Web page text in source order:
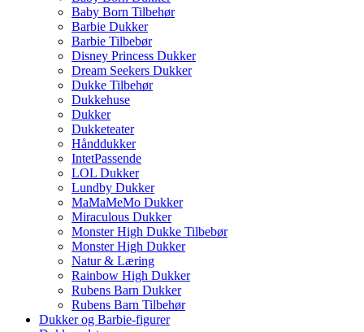
Baby Born Tilbehør
Barbie Dukker
Barbie Tilbebør
Disney Princess Dukker
Dream Seekers Dukker
Dukke Tilbehør
Dukkehuse
Dukker
Dukketeater
Hånddukker
IntetPassende
LOL Dukker
Lundby Dukker
MaMaMeMo Dukker
Miraculous Dukker
Monster High Dukke Tilbebør
Monster High Dukker
Natur & Læring
Rainbow High Dukker
Rubens Barn Dukker
Rubens Barn Tilbehør
Dukker og Barbie-figurer